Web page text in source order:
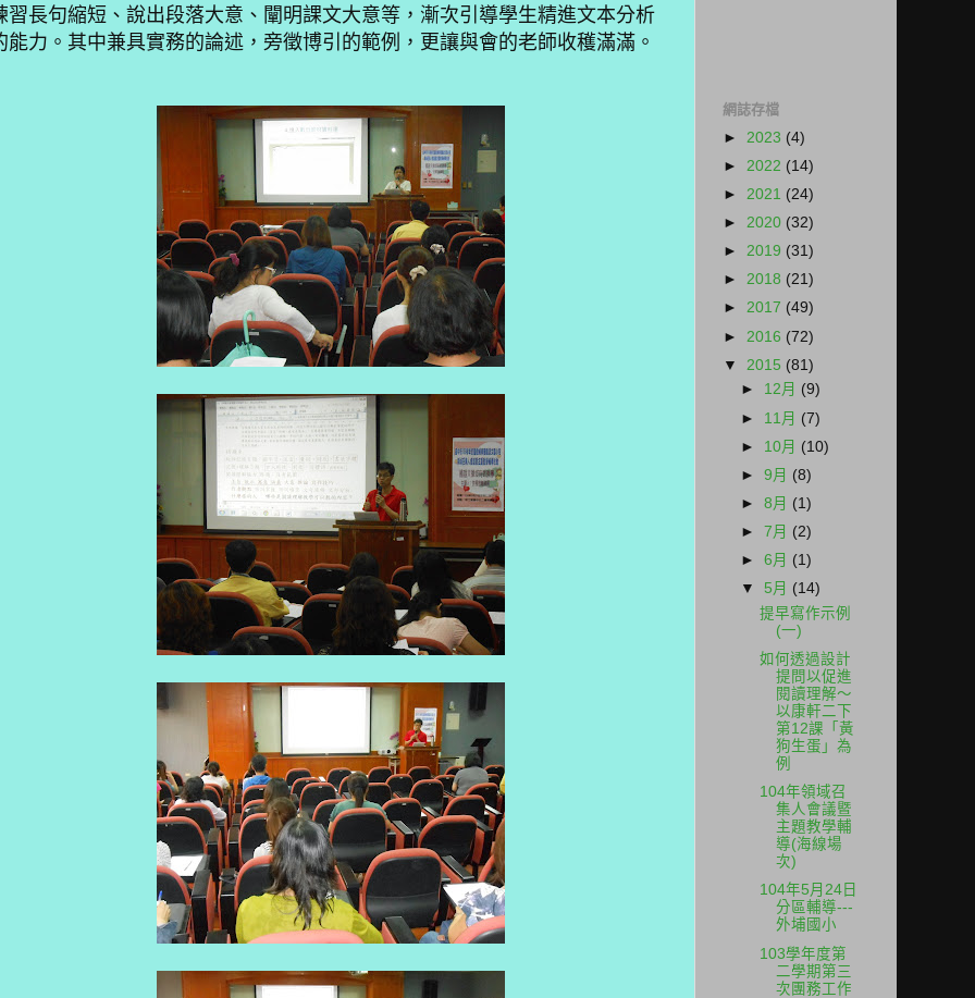
習長句縮短、說出段落大意、闡明課文大意等，漸次引導學生精進文本分析
能力。其中兼具實務的論述，旁徵博引的範例，更讓與會的老師收穫滿滿。
網誌存檔
► 2023 (4)
► 2022 (14)
► 2021 (24)
► 2020 (32)
► 2019 (31)
► 2018 (21)
► 2017 (49)
► 2016 (72)
▼ 2015 (81)
► 12月 (9)
► 11月 (7)
► 10月 (10)
►9月 (8)
►8月 (1)
►7月 (2)
►6月 (1)
▼ 5月 (14)
提早寫作示例
(一)
如何透過設計
提問以促進
閱讀理解～
以康軒二下
第12課「黃
狗生蛋」為
例
104年領域召
集人會議暨
主題教學輔
導(海線場
次)
104年5月24日
分區輔導---
外埔國小
103學年度第
二學期第三
次團務工作